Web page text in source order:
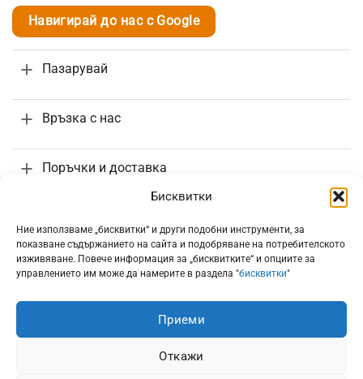
Бисквитки
Ние използваме „бисквитки“ и други подобни инструменти, за
показване съдържанието на сайта и подобряване на потребителското
изживяване. Повече информация за „бисквитките“ и опциите за
управлението им може да намерите в раздела "бисквитки"
Приеми
Откажи
Навигирай до нас с Google
Пазарувай
Връзка с нас
Поръчки и доставка
Всички цени са с включено 20% ДДС